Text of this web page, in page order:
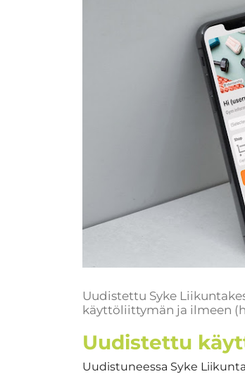
Uudistettu Syke
käyttöliittymän ja ilmeen
Uudistettu
Uudistuneessa Syke